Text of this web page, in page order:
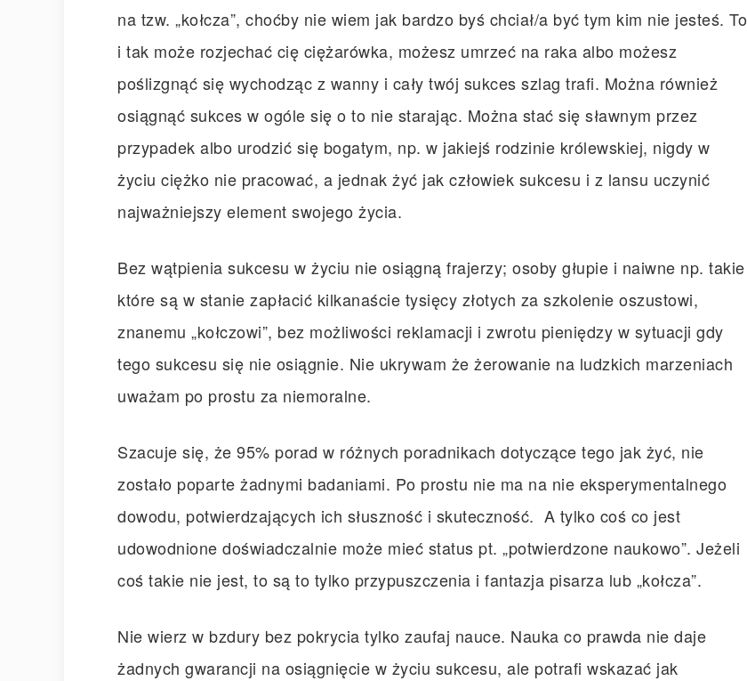
na tzw. „kołcza”, choćby nie wiem jak bardzo byś chciał/a być tym kim nie jesteś. To
i tak może rozjechać cię ciężarówka, możesz umrzeć na raka albo możesz
poślizgnąć się wychodząc z wanny i cały twój sukces szlag trafi. Można również
osiągnąć sukces w ogóle się o to nie starając. Można stać się sławnym przez
przypadek albo urodzić się bogatym, np. w jakiejś rodzinie królewskiej, nigdy w
życiu ciężko nie pracować, a jednak żyć jak człowiek sukcesu i z lansu uczynić
najważniejszy element swojego życia.
Bez wątpienia sukcesu w życiu nie osiągną frajerzy; osoby głupie i naiwne np. takie
które są w stanie zapłacić kilkanaście tysięcy złotych za szkolenie oszustowi,
znanemu „kołczowi”, bez możliwości reklamacji i zwrotu pieniędzy w sytuacji gdy
tego sukcesu się nie osiągnie. Nie ukrywam że żerowanie na ludzkich marzeniach
uważam po prostu za niemoralne.
Szacuje się, że 95% porad w różnych poradnikach dotyczące tego jak żyć, nie
zostało poparte żadnymi badaniami. Po prostu nie ma na nie eksperymentalnego
dowodu, potwierdzających ich słuszność i skuteczność. A tylko coś co jest
udowodnione doświadczalnie może mieć status pt. „potwierdzone naukowo”. Jeżeli
coś takie nie jest, to są to tylko przypuszczenia i fantazja pisarza lub „kołcza”.
Nie wierz w bzdury bez pokrycia tylko zaufaj nauce. Nauka co prawda nie daje
żadnych gwarancji na osiągnięcie w życiu sukcesu, ale potrafi wskazać jak